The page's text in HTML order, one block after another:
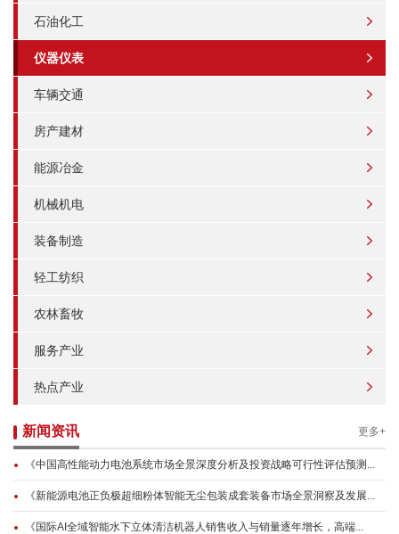
石油化工
仪器仪表
车辆交通
房产建材
能源冶金
机械机电
装备制造
轻工纺织
农林畜牧
服务产业
热点产业
新闻资讯 更多+
《中国高性能动力电池系统市场全景深度分析及投资战略可行性评估预测...
《新能源电池正负极超细粉体智能无尘包装成套装备市场全景洞察及发展...
《国际AI全域智能水下立体清洁机器人销售收入与销量逐年增长，高端...